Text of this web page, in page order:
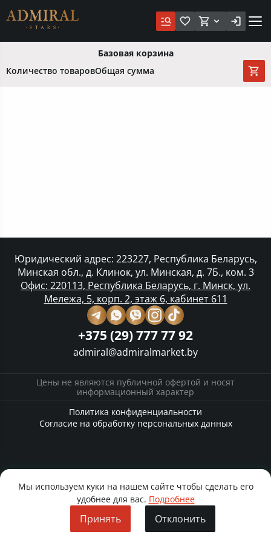
Базовая корзина
Количество товаровОбщая сумма
Юридический адрес: 223227, Республика Беларусь,
Минская обл., д. Клинок, ул. Минская, д. 7Б., ком. 3
Офис: 220113, Республика Беларусь, г. Минск, ул.
Мележа, 5, корп. 2, этаж 6, кабинет 611
+375 (29) 777 77 92
admiral@admiralmarket.by
Цены не являются публичной офертой и носят
информационный характер
Политика конфиденциальности
Согласие на обработку персональных данных
Мы используем куки на нашем сайте чтобы сделать его
удобнее для вас. Подробнее
Принять Отклонить